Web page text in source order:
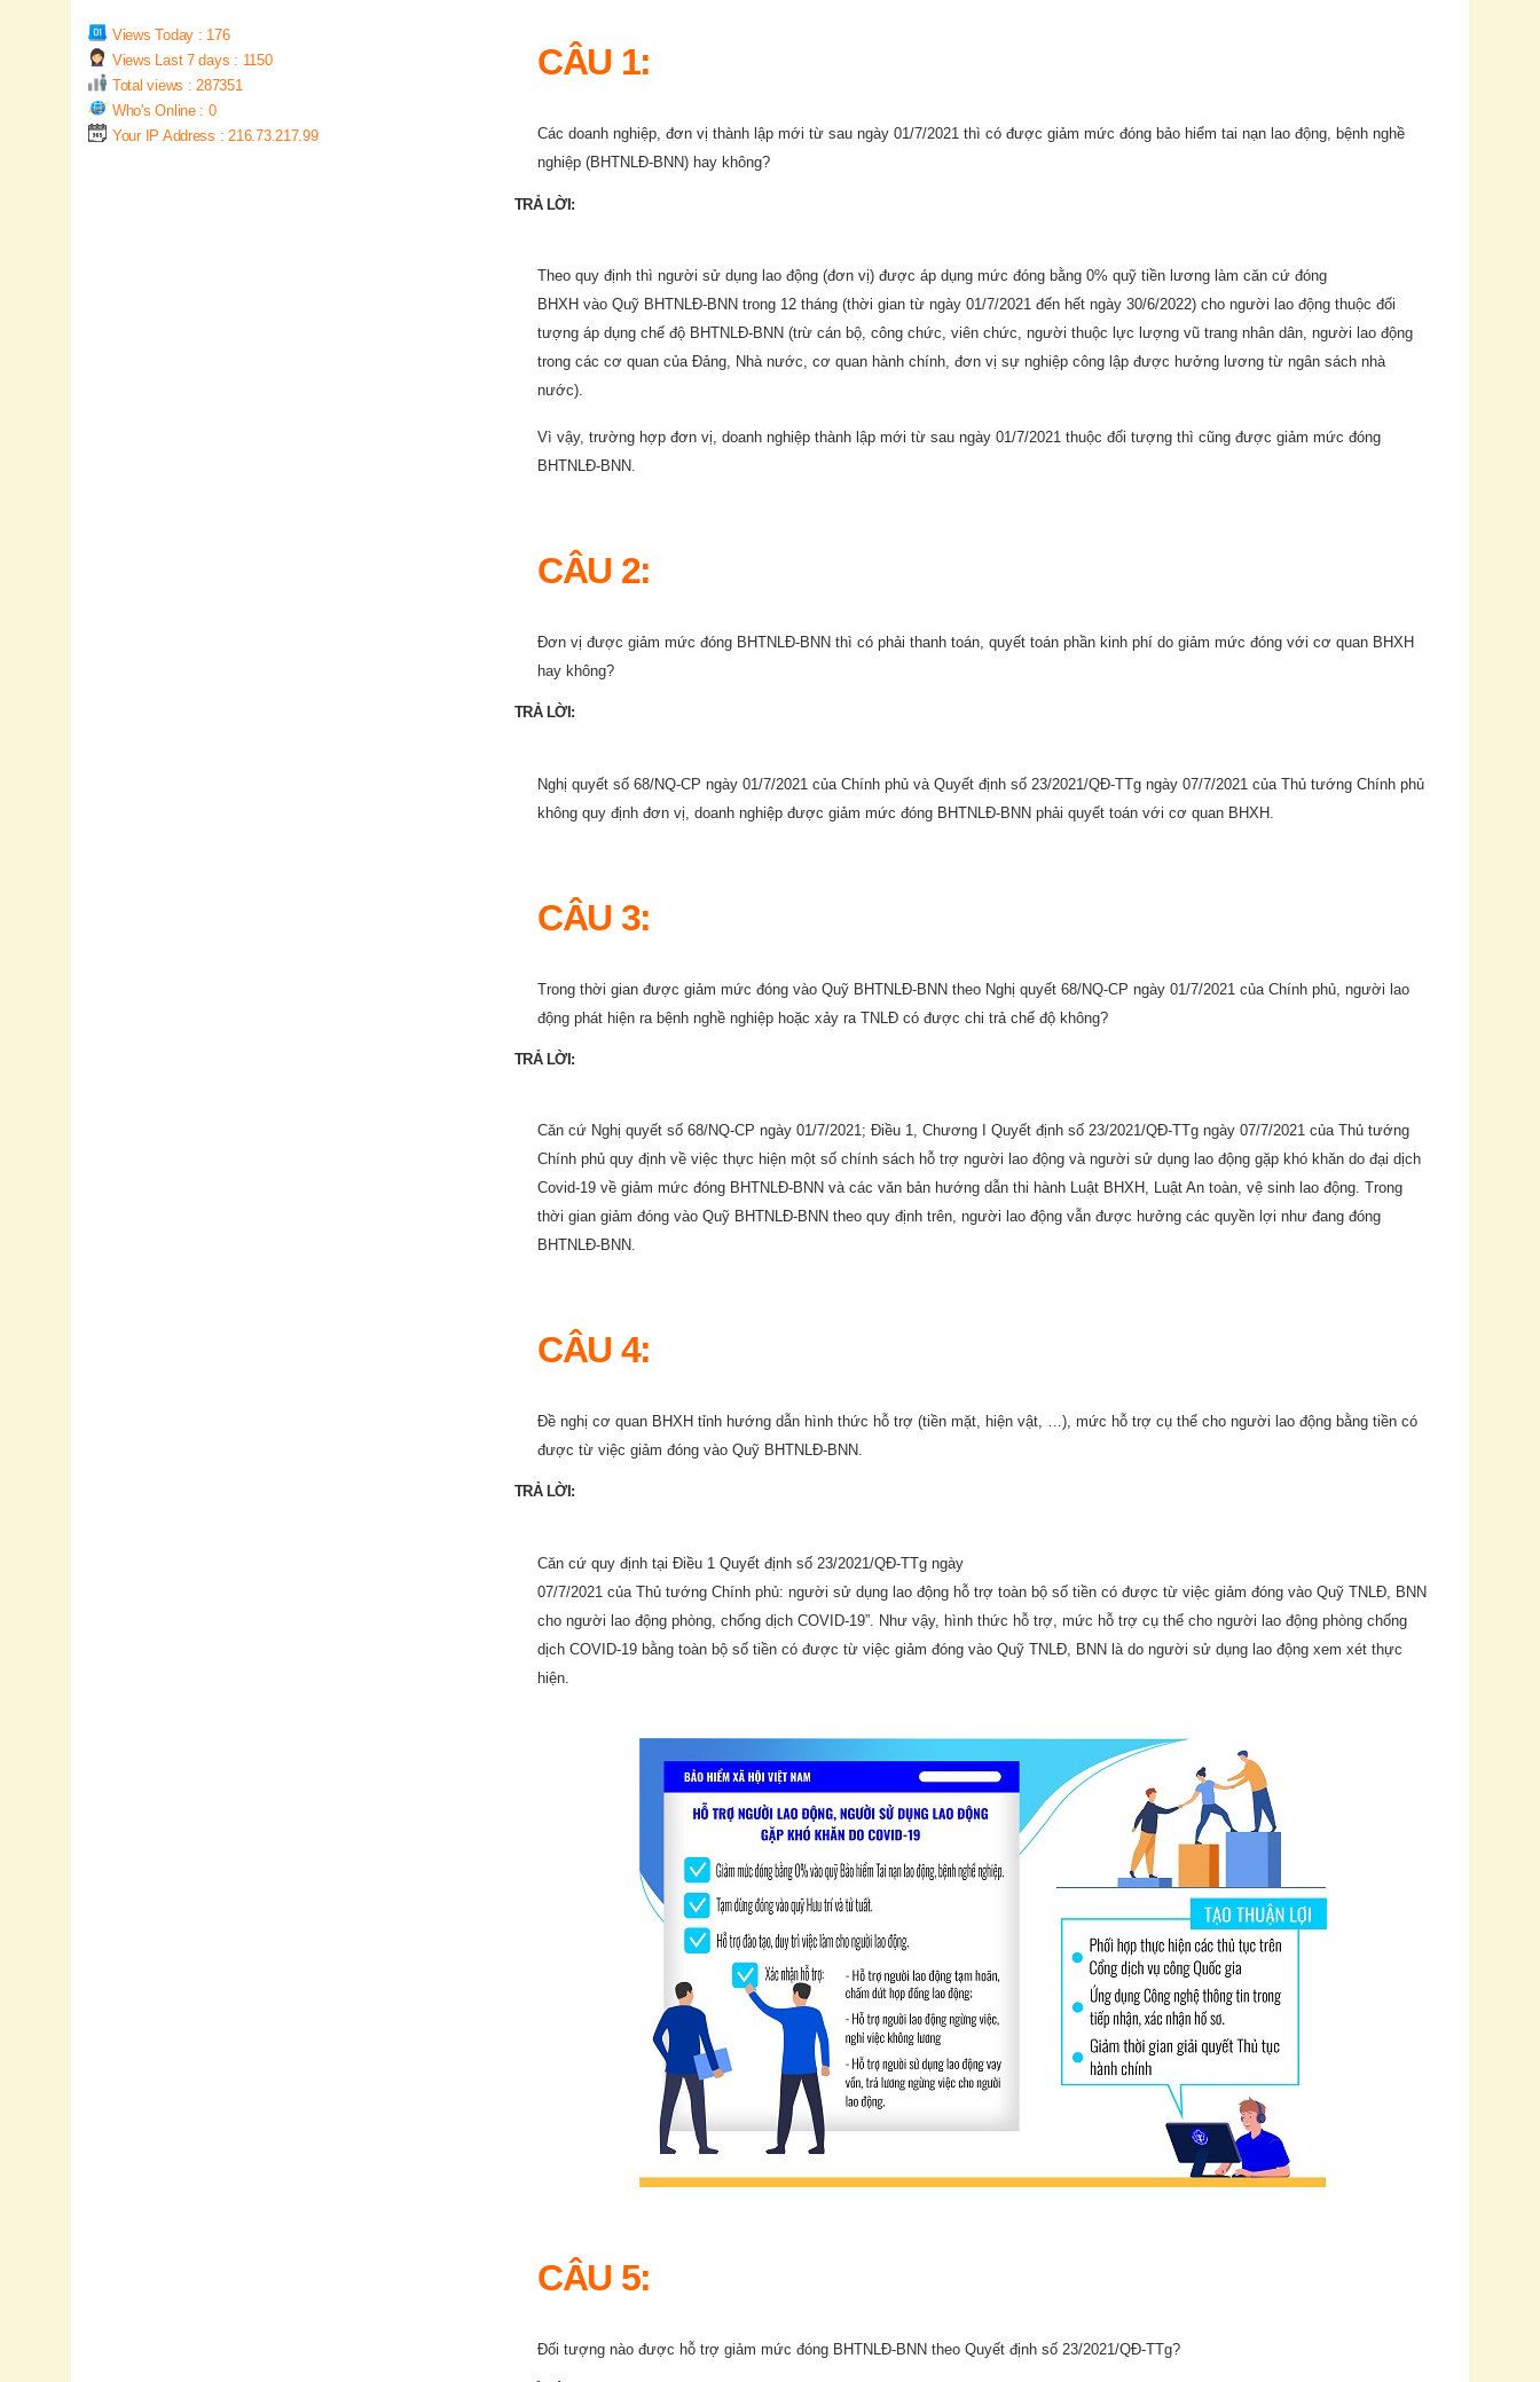
CÂU 1:
Các doanh nghiệp, đơn vị thành lập mới từ sau ngày 01/7/2021 thì có được giảm mức đóng bảo hiểm tai nạn lao động, bệnh nghề
nghiệp (BHTNLĐ-BNN) hay không?
TRẢ LỜI:
Theo quy định thì người sử dụng lao động (đơn vị) được áp dụng mức đóng bằng 0% quỹ tiền lương làm căn cứ đóng
BHXH vào Quỹ BHTNLĐ-BNN trong 12 tháng (thời gian từ ngày 01/7/2021 đến hết ngày 30/6/2022) cho người lao động thuộc đối
tượng áp dụng chế độ BHTNLĐ-BNN (trừ cán bộ, công chức, viên chức, người thuộc lực lượng vũ trang nhân dân, người lao động
trong các cơ quan của Đảng, Nhà nước, cơ quan hành chính, đơn vị sự nghiệp công lập được hưởng lương từ ngân sách nhà
nước).
Vì vậy, trường hợp đơn vị, doanh nghiệp thành lập mới từ sau ngày 01/7/2021 thuộc đối tượng thì cũng được giảm mức đóng
BHTNLĐ-BNN.
CÂU 2:
Đơn vị được giảm mức đóng BHTNLĐ-BNN thì có phải thanh toán, quyết toán phần kinh phí do giảm mức đóng với cơ quan BHXH
hay không?
TRẢ LỜI:
Nghị quyết số 68/NQ-CP ngày 01/7/2021 của Chính phủ và Quyết định số 23/2021/QĐ-TTg ngày 07/7/2021 của Thủ tướng Chính phủ
không quy định đơn vị, doanh nghiệp được giảm mức đóng BHTNLĐ-BNN phải quyết toán với cơ quan BHXH.
CÂU 3:
Trong thời gian được giảm mức đóng vào Quỹ BHTNLĐ-BNN theo Nghị quyết 68/NQ-CP ngày 01/7/2021 của Chính phủ, người lao
động phát hiện ra bệnh nghề nghiệp hoặc xảy ra TNLĐ có được chi trả chế độ không?
TRẢ LỜI:
Căn cứ Nghị quyết số 68/NQ-CP ngày 01/7/2021; Điều 1, Chương I Quyết định số 23/2021/QĐ-TTg ngày 07/7/2021 của Thủ tướng
Chính phủ quy định về việc thực hiện một số chính sách hỗ trợ người lao động và người sử dụng lao động gặp khó khăn do đại dịch
Covid-19 về giảm mức đóng BHTNLĐ-BNN và các văn bản hướng dẫn thi hành Luật BHXH, Luật An toàn, vệ sinh lao động. Trong
thời gian giảm đóng vào Quỹ BHTNLĐ-BNN theo quy định trên, người lao động vẫn được hưởng các quyền lợi như đang đóng
BHTNLĐ-BNN.
CÂU 4:
Đề nghị cơ quan BHXH tỉnh hướng dẫn hình thức hỗ trợ (tiền mặt, hiện vật, …), mức hỗ trợ cụ thể cho người lao động bằng tiền có
được từ việc giảm đóng vào Quỹ BHTNLĐ-BNN.
TRẢ LỜI:
Căn cứ quy định tại Điều 1 Quyết định số 23/2021/QĐ-TTg ngày
07/7/2021 của Thủ tướng Chính phủ: người sử dụng lao động hỗ trợ toàn bộ số tiền có được từ việc giảm đóng vào Quỹ TNLĐ, BNN
cho người lao động phòng, chống dịch COVID-19”. Như vậy, hình thức hỗ trợ, mức hỗ trợ cụ thể cho người lao động phòng chống
dịch COVID-19 bằng toàn bộ số tiền có được từ việc giảm đóng vào Quỹ TNLĐ, BNN là do người sử dụng lao động xem xét thực
hiện.
CÂU 5:
Đối tượng nào được hỗ trợ giảm mức đóng BHTNLĐ-BNN theo Quyết định số 23/2021/QĐ-TTg?
Views Today : 176
Views Last 7 days : 1150
Total views : 287351
Who's Online : 0
Your IP Address : 216.73.217.99